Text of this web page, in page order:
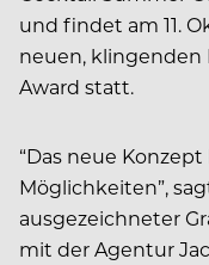
und findet am 11.
neuen, klingenden
Award statt.
“Das neue
Möglichkeiten”,
ausgezeichneter
mit der Agentur